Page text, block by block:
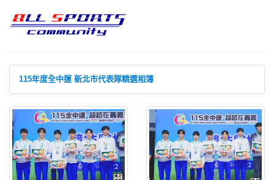
115年度全中運 新北市代表隊精選相簿